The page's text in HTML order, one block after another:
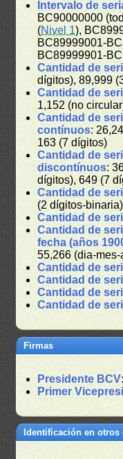
Intervalo de
BC90000000
(Nivel 1),
BC89999001-
BC89999901-
Cantidad de
dígitos), 89,999
Cantidad de
1,152 (no
Cantidad de
contínuos:
163 (7 dígitos)
Cantidad de
discontínuos:
dígitos), 649 (7
Cantidad de
(2 dígitos-
Cantidad de
Cantidad de
fecha (años
55,266 (dia-
Cantidad de
Cantidad de
Cantidad de
Cantidad de
Firmas
Presidente BCV
Primer
Identificación en otros